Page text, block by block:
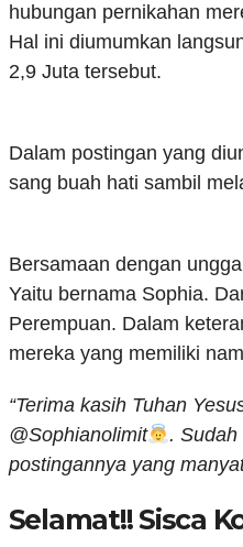
hubungan pernikahan
Hal ini diumumkan
2,9 Juta tersebut.
Dalam postingan yang
sang buah hati sambil
Bersamaan dengan
Yaitu bernama Sophia.
Perempuan. Dalam
mereka yang memiliki
“Terima kasih Tuhan
@Sophianolimit
. Sudah
postingannya yang
Selamat!! Sisca